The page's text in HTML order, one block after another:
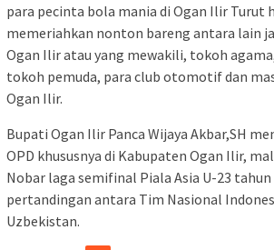
para pecinta bola mania di Ogan Ilir Turut
memeriahkan nonton bareng antara lain
Ogan Ilir atau yang mewakili, tokoh
tokoh pemuda, para club otomotif dan
Ogan Ilir.
Bupati Ogan Ilir Panca Wijaya Akbar,SH
OPD khususnya di Kabupaten Ogan Ilir,
Nobar laga semifinal Piala Asia U-23 tahun
pertandingan antara Tim Nasional
Uzbekistan.